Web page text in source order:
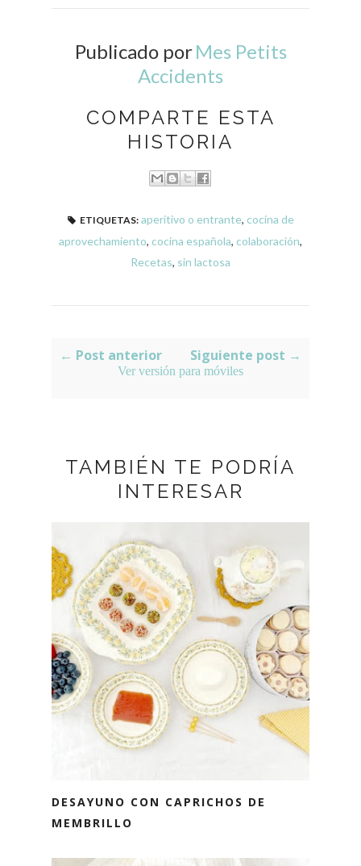
Publicado porMes Petits
Accidents
COMPARTE ESTA
HISTORIA
ETIQUETAS: aperitivo o entrante, cocina de
aprovechamiento, cocina española, colaboración,
Recetas, sin lactosa
← Post anterior Siguiente post →
Ver versión para móviles
TAMBIÉN TE PODRÍA
INTERESAR
DESAYUNO CON CAPRICHOS DE
MEMBRILLO